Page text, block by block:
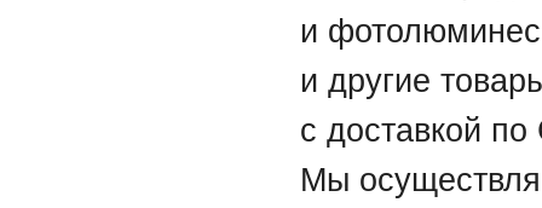
и
и другие
с доставкой
Мы